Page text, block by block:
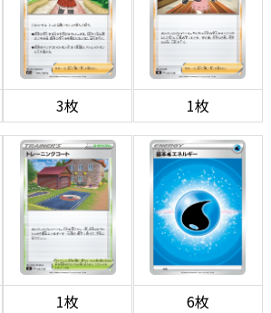
3枚 1枚
1枚 6枚